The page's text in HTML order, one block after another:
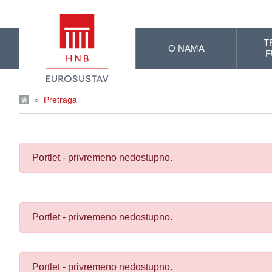
O NAMA
» Pretraga
Portlet - privremeno nedostupno.
Portlet - privremeno nedostupno.
Portlet - privremeno nedostupno.